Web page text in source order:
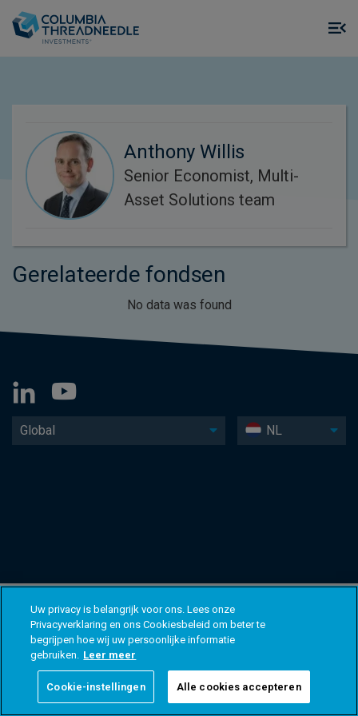
Anthony Willis
Senior Economist, Multi-
Asset Solutions team
Gerelateerde fondsen
No data was found
Global NL
Uw privacy is belangrijk voor ons. Lees onze
Privacyverklaring en ons Cookiesbeleid om beter te
begrijpen hoe wij uw persoonlijke informatie
gebruiken. Leer meer
Cookie-instellingen Alle cookies accepteren